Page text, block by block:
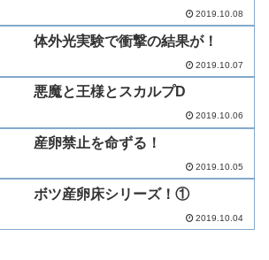
2019.10.08
体外光実験で衝撃の結果が！
2019.10.07
悪魔と王様とスカルプD
2019.10.06
産卵禁止を命ずる！
2019.10.05
ボツ産卵床シリーズ！①
2019.10.04